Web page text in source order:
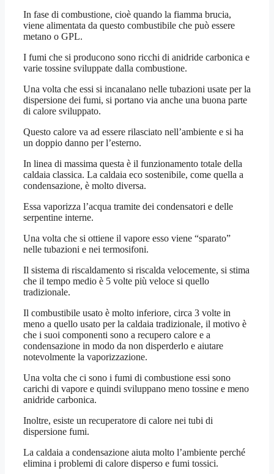
In fase di combustione, cioè quando la fiamma brucia,
viene alimentata da questo combustibile che può essere
metano o GPL.
I fumi che si producono sono ricchi di anidride carbonica e
varie tossine sviluppate dalla combustione.
Una volta che essi si incanalano nelle tubazioni usate per la
dispersione dei fumi, si portano via anche una buona parte
di calore sviluppato.
Questo calore va ad essere rilasciato nell’ambiente e si ha
un doppio danno per l’esterno.
In linea di massima questa è il funzionamento totale della
caldaia classica. La caldaia eco sostenibile, come quella a
condensazione, è molto diversa.
Essa vaporizza l’acqua tramite dei condensatori e delle
serpentine interne.
Una volta che si ottiene il vapore esso viene “sparato”
nelle tubazioni e nei termosifoni.
Il sistema di riscaldamento si riscalda velocemente, si stima
che il tempo medio è 5 volte più veloce si quello
tradizionale.
Il combustibile usato è molto inferiore, circa 3 volte in
meno a quello usato per la caldaia tradizionale, il motivo è
che i suoi componenti sono a recupero calore e a
condensazione in modo da non disperderlo e aiutare
notevolmente la vaporizzazione.
Una volta che ci sono i fumi di combustione essi sono
carichi di vapore e quindi sviluppano meno tossine e meno
anidride carbonica.
Inoltre, esiste un recuperatore di calore nei tubi di
dispersione fumi.
La caldaia a condensazione aiuta molto l’ambiente perché
elimina i problemi di calore disperso e fumi tossici.